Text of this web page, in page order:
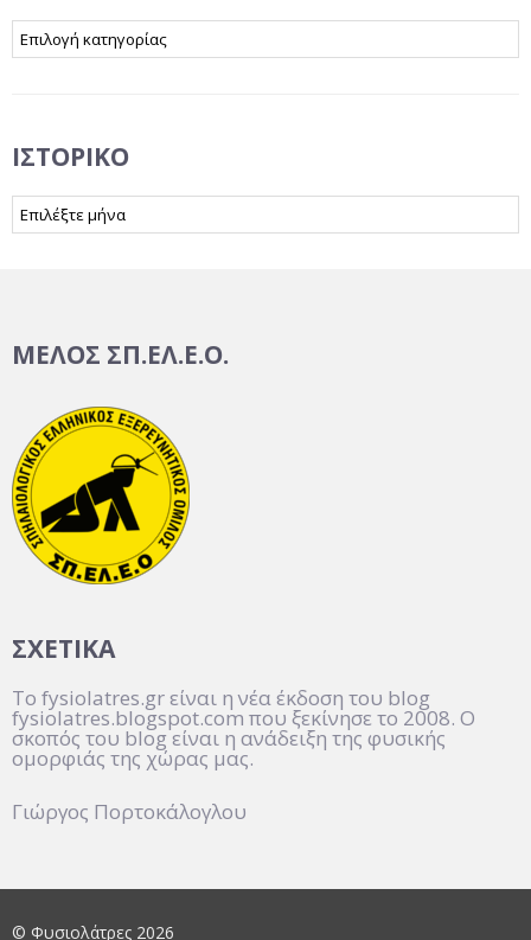
Kατηγορίες
ΙΣΤΟΡΙΚΌ
Ιστορικό
ΜΕΛΟΣ ΣΠ.ΕΛ.Ε.Ο.
ΣΧΕΤΙΚΑ
Το fysiolatres.gr είναι η νέα έκδοση του blog
fysiolatres.blogspot.com που ξεκίνησε το 2008. Ο
σκοπός του blog είναι η ανάδειξη της φυσικής
ομορφιάς της χώρας μας.
Γιώργος Πορτοκάλογλου
© Φυσιολάτρες 2026